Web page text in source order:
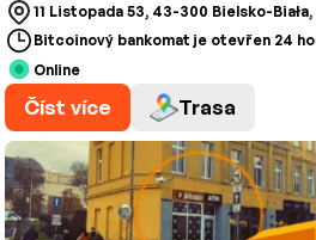
11 Listopada 53, 43-300 Bielsko-
Bitcoinový bankomat je otevřen 24
Online
Číst více Trasa